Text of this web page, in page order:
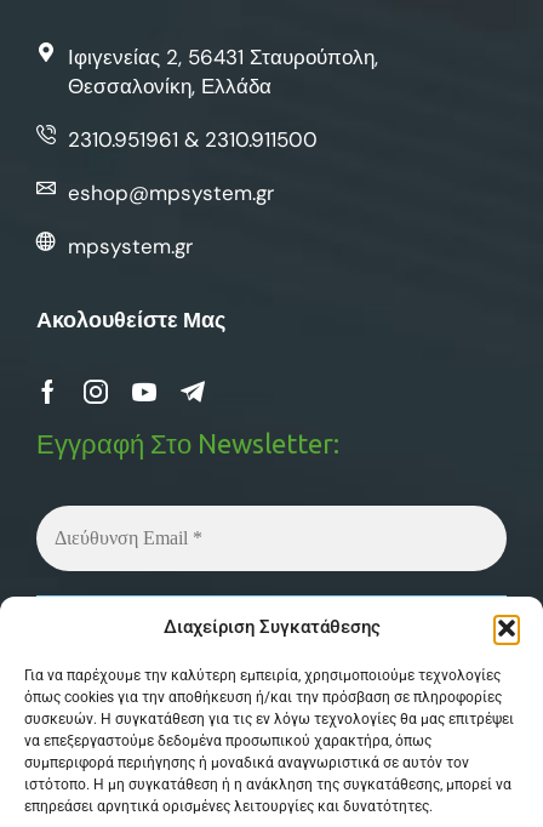
Διαχείριση Συγκατάθεσης
Για να παρέχουμε την καλύτερη εμπειρία, χρησιμοποιούμε τεχνολογίες
όπως cookies για την αποθήκευση ή/και την πρόσβαση σε πληροφορίες
συσκευών. Η συγκατάθεση για τις εν λόγω τεχνολογίες θα μας επιτρέψει
να επεξεργαστούμε δεδομένα προσωπικού χαρακτήρα, όπως
συμπεριφορά περιήγησης ή μοναδικά αναγνωριστικά σε αυτόν τον
ιστότοπο. Η μη συγκατάθεση ή η ανάκληση της συγκατάθεσης, μπορεί να
επηρεάσει αρνητικά ορισμένες λειτουργίες και δυνατότητες.
Ιφιγενείας 2, 56431 Σταυρούπολη,
Θεσσαλονίκη, Ελλάδα
2310.951961 & 2310.911500
eshop@mpsystem.gr
mpsystem.gr
Ακολουθείστε Μας
Εγγραφή Στο Newsletter:
μας για περισσότερες λεπτομέρειες.